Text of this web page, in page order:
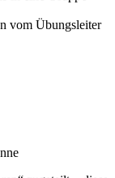
vom Übungsleiter